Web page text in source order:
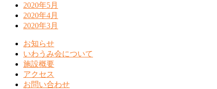
2020年5月
2020年4月
2020年3月
お知らせ
いわうみ会について
施設概要
アクセス
お問い合わせ